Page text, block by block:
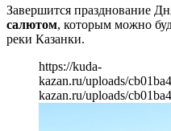
Завершится празднование
салютом, которым можно
реки Казанки.
https://kuda-
kazan.ru/uploads/
kazan.ru/uploads/